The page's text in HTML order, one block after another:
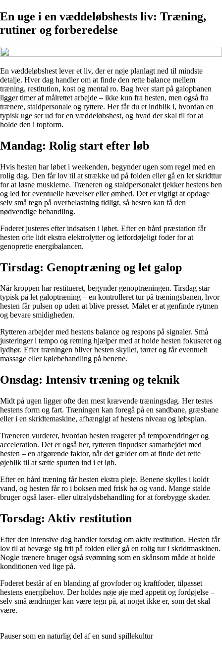
En uge i en væddeløbshests liv: Træning,
rutiner og forberedelse
En væddeløbshest lever et liv, der er nøje planlagt ned til mindste
detalje. Hver dag handler om at finde den rette balance mellem
træning, restitution, kost og mental ro. Bag hver start på galopbanen
ligger timer af målrettet arbejde – ikke kun fra hesten, men også fra
trænere, staldpersonale og ryttere. Her får du et indblik i, hvordan en
typisk uge ser ud for en væddeløbshest, og hvad der skal til for at
holde den i topform.
Mandag: Rolig start efter løb
Hvis hesten har løbet i weekenden, begynder ugen som regel med en
rolig dag. Den får lov til at strække ud på folden eller gå en let skridttur
for at løsne musklerne. Træneren og staldpersonalet tjekker hestens ben
og led for eventuelle hævelser eller ømhed. Det er vigtigt at opdage
selv små tegn på overbelastning tidligt, så hesten kan få den
nødvendige behandling.
Foderet justeres efter indsatsen i løbet. Efter en hård præstation får
hesten ofte lidt ekstra elektrolytter og letfordøjeligt foder for at
genoprette energibalancen.
Tirsdag: Genoptræning og let galop
Når kroppen har restitueret, begynder genoptræningen. Tirsdag står
typisk på let galoptræning – en kontrolleret tur på træningsbanen, hvor
hesten får pulsen op uden at blive presset. Målet er at genfinde rytmen
og bevare smidigheden.
Rytteren arbejder med hestens balance og respons på signaler. Små
justeringer i tempo og retning hjælper med at holde hesten fokuseret og
lydhør. Efter træningen bliver hesten skyllet, tørret og får eventuelt
massage eller kølebehandling på benene.
Onsdag: Intensiv træning og teknik
Midt på ugen ligger ofte den mest krævende træningsdag. Her testes
hestens form og fart. Træningen kan foregå på en sandbane, græsbane
eller i en skridtemaskine, afhængigt af hestens niveau og løbsplan.
Træneren vurderer, hvordan hesten reagerer på tempoændringer og
acceleration. Det er også her, rytteren finpudser samarbejdet med
hesten – en afgørende faktor, når det gælder om at finde det rette
øjeblik til at sætte spurten ind i et løb.
Efter en hård træning får hesten ekstra pleje. Benene skylles i koldt
vand, og hesten får ro i boksen med frisk hø og vand. Mange stalde
bruger også laser- eller ultralydsbehandling for at forebygge skader.
Torsdag: Aktiv restitution
Efter den intensive dag handler torsdag om aktiv restitution. Hesten får
lov til at bevæge sig frit på folden eller gå en rolig tur i skridtmaskinen.
Nogle trænere bruger også svømning som en skånsom måde at holde
konditionen ved lige på.
Foderet består af en blanding af grovfoder og kraftfoder, tilpasset
hestens energibehov. Der holdes nøje øje med appetit og fordøjelse –
selv små ændringer kan være tegn på, at noget ikke er, som det skal
være.
Pauser som en naturlig del af en sund spillekultur